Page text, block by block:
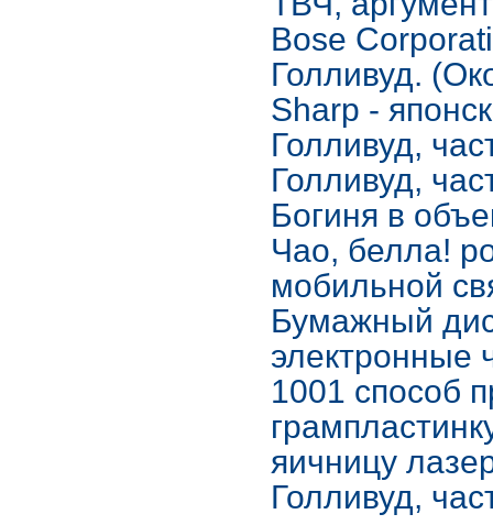
Bose
Голливуд.
Sharp -
Голливуд,
Голливуд,
Богиня в
Чао, белла!
мобильной
Бумажный
электронные
1001 способ
яичницу
Голливуд,